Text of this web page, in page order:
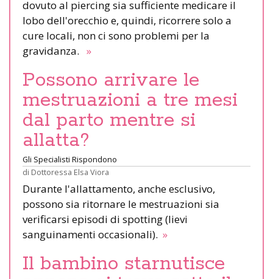
dovuto al piercing sia sufficiente medicare il
lobo dell'orecchio e, quindi, ricorrere solo a
cure locali, non ci sono problemi per la
gravidanza. »
Possono arrivare le
mestruazioni a tre mesi
dal parto mentre si
allatta?
Gli Specialisti Rispondono
di Dottoressa Elsa Viora
Durante l'allattamento, anche esclusivo,
possono sia ritornare le mestruazioni sia
verificarsi episodi di spotting (lievi
sanguinamenti occasionali). »
Il bambino starnutisce